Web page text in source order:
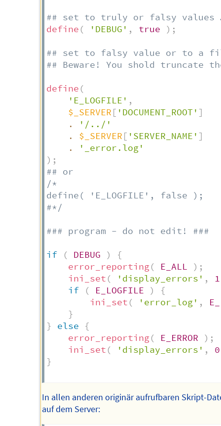
## set to truly or falsy values
define ( 'DEBUG' , true ) ;
## set to falsy value or to a
## Beware! You shold
define (
'E_LOGFILE' ,
$_SERVER [ 'DOCUMENT_ROOT' ]
.
'/../'
.
$_SERVER [ 'SERVER_NAME' ]
.
'_error.log'
) ;
## or
/*
define( 'E_LOGFILE', false );
#*/
### program - do not edit! ###
if ( DEBUG )
{
error_reporting( E_ALL ) ;
ini_set ( 'display_errors' ,
1
if
( E_LOGFILE )
{
ini_set ( 'error_log' ,
}
}
else
{
error_reporting( E_ERROR ) ;
ini_set ( 'display_errors' ,
0
}
In allen anderen originär aufrufbaren Skript-
auf dem Server: